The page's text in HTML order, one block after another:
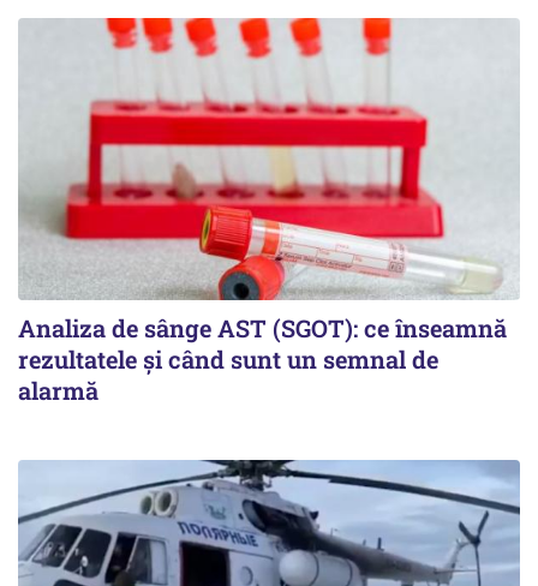
Analiza de sânge AST (SGOT): ce înseamnă
rezultatele și când sunt un semnal de
alarmă